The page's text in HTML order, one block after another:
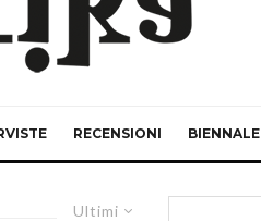
RECENSIONI BIENNALE
Ultimi